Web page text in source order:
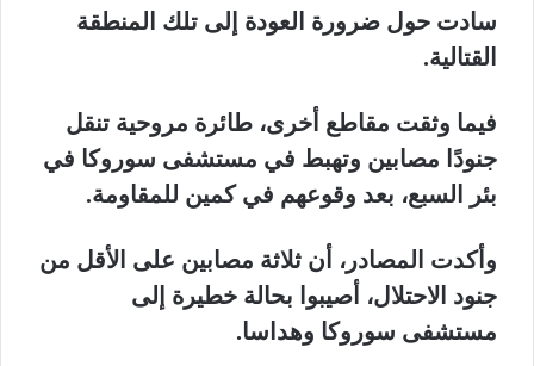
سادت حول ضرورة العودة إلى تلك المنطقة
القتالية.
فيما وثقت مقاطع أخرى، طائرة مروحية تنقل
جنودًا مصابين وتهبط في مستشفى سوروكا في
بئر السبع، بعد وقوعهم في كمين للمقاومة.
وأكدت المصادر، أن ثلاثة مصابين على الأقل من
جنود الاحتلال، أصيبوا بحالة خطيرة إلى
مستشفى سوروكا وهداسا.